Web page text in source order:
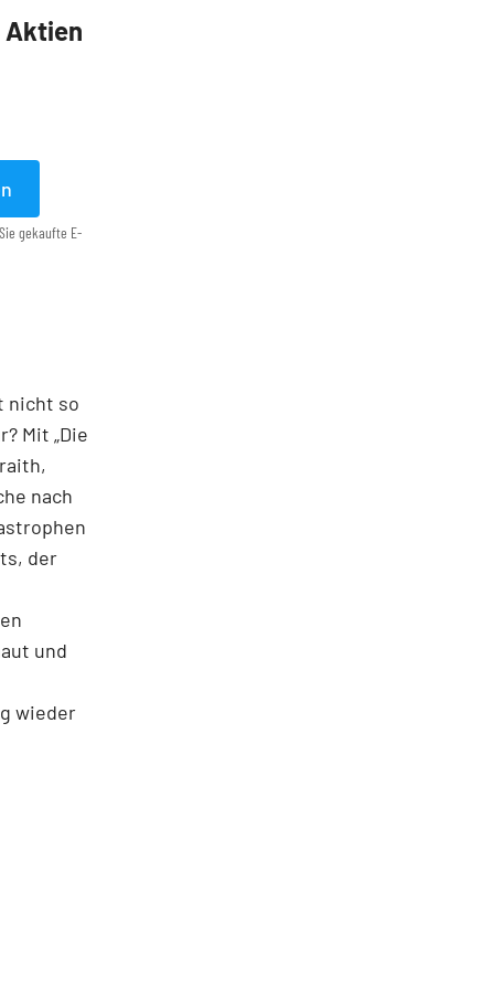
Aktien
gekaufte E-
nicht so
Mit „Die
nach
der
und
wieder